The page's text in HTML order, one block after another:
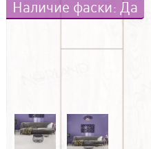
Наличие фаски: Да